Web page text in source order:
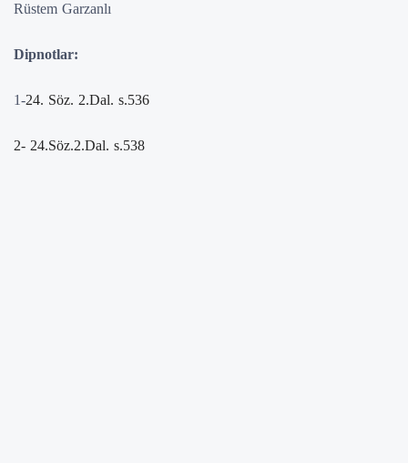
Rüstem Garzanlı
Dipnotlar:
1-24. Söz. 2.Dal. s.536
2- 24.Söz.2.Dal. s.538